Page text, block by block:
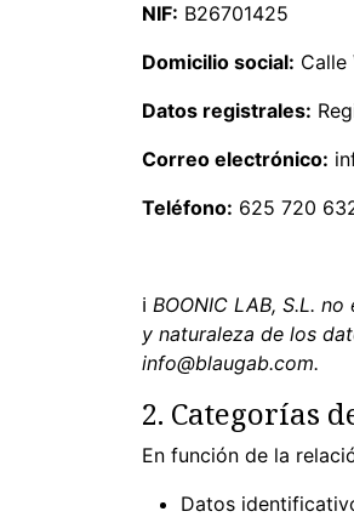
NIF: B26701425
Domicilio social: Calle
Datos registrales:
Correo electrónico:
Teléfono: 625 720
ℹ BOONIC LAB, S.L.
y naturaleza de los
info@blaugab.com.
2. Categorías
En función de la
Datos